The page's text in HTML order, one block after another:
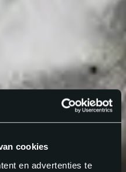
cookies
en advertenties te